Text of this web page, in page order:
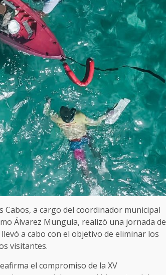
Cabos, a cargo del coordinador municipal
Álvarez Munguía, realizó una jornada de
a cabo con el objetivo de eliminar los
visitantes.
el compromiso de la XV